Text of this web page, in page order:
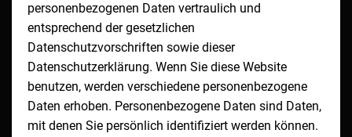
personenbezogenen Daten vertraulich und
entsprechend der gesetzlichen
Datenschutzvorschriften sowie dieser
Datenschutzerklärung. Wenn Sie diese Website
benutzen, werden verschiedene personenbezogene
Daten erhoben. Personenbezogene Daten sind Daten,
mit denen Sie persönlich identifiziert werden können.